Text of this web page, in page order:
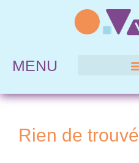
MENU
Rien de trouvé